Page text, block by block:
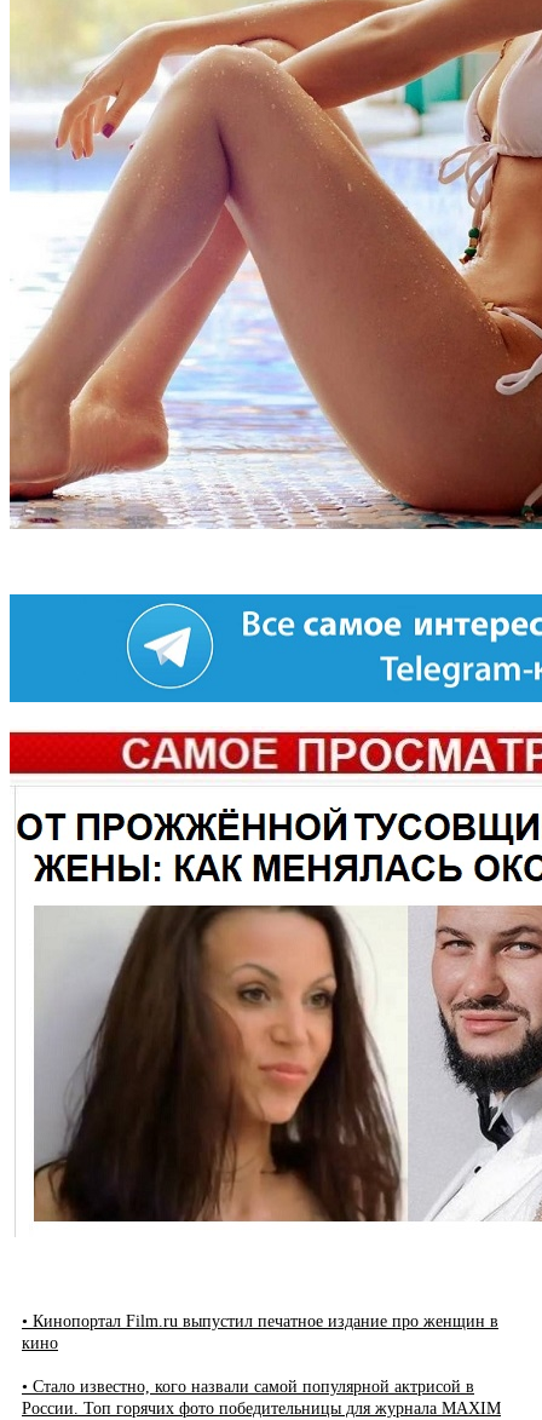
• Кинопортал Film.ru выпустил печатное издание про женщин в
кино
• Стало известно, кого назвали самой популярной актрисой в
России. Топ горячих фото победительницы для журнала MAXIM